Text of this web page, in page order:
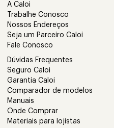
A Caloi
Trabalhe Conosco
Nossos Endereços
Seja um Parceiro Caloi
Fale Conosco
Dúvidas Frequentes
Seguro Caloi
Garantia Caloi
Comparador de modelos
Manuais
Onde Comprar
Materiais para lojistas